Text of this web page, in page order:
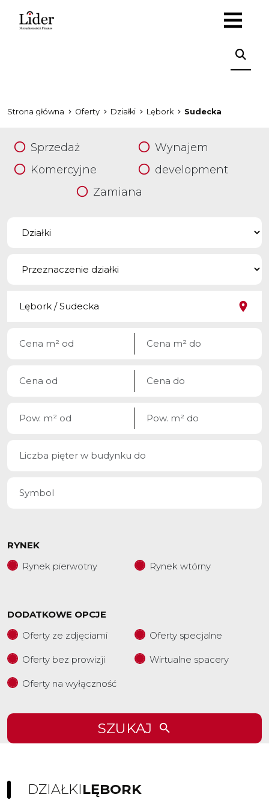
Strona główna Oferty Działki Lębork Sudecka
Sprzedaż
Wynajem
Komercyjne
development
Zamiana
RYNEK
Rynek pierwotny
Rynek wtórny
DODATKOWE OPCJE
Oferty ze zdjęciami
Oferty specjalne
Oferty bez prowizji Wirtualne spacery
Oferty na wyłączność
SZUKAJ
DZIAŁKILĘBORK